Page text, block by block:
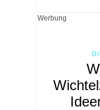
Werbung